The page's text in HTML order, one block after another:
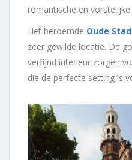
romantische en vorstelijke
Het beroemde Oude
zeer gewilde locatie. De
verfijnd interieur zorgen
die de perfecte setting is